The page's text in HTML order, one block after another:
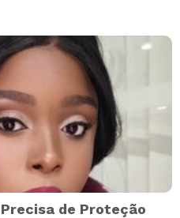
de Proteção